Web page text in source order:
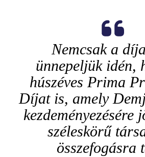
Nemcsak a
ünnepeljük idén,
húszéves Prima
Díjat is, amely
kezdeményezésére
széleskörű
összefogásra